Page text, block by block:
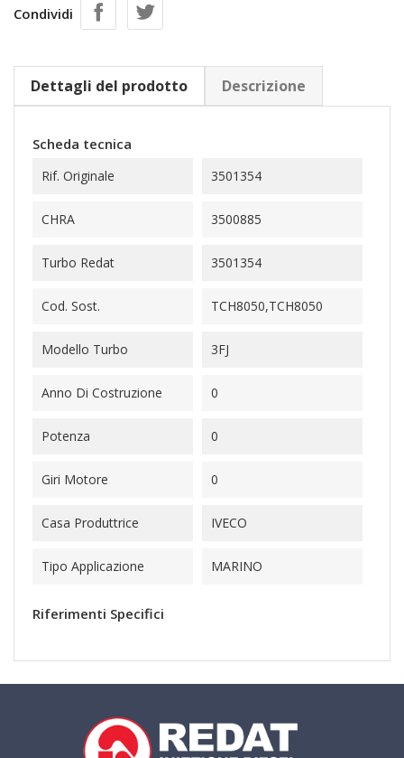
Condividi
Dettagli del prodotto Descrizione
Scheda tecnica
Rif. Originale 3501354
CHRA 3500885
Turbo Redat 3501354
Cod. Sost. TCH8050,TCH8050
Modello Turbo 3FJ
Anno Di Costruzione 0
Potenza 0
Giri Motore 0
Casa Produttrice IVECO
Tipo Applicazione MARINO
Riferimenti Specifici